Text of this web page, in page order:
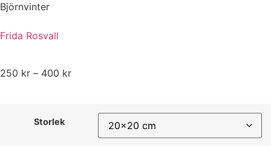
Björnvinter
Frida Rosvall
250 kr – 400 kr
Storlek